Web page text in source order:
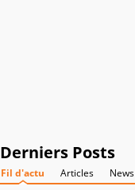
Derniers Posts
Fil d'actu Articles News